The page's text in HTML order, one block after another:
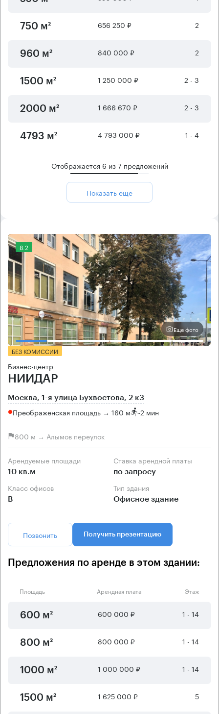
750 м² 656 250 ₽ 2
960 м² 840 000 ₽ 2
1500 м² 1 250 000 ₽ 2 - 3
2000 м² 1 666 670 ₽ 2 - 3
4793 м² 4 793 000 ₽ 1 - 4
Отображается 6 из7 предложений
Показать ещё
8.2
Еще фото
БЕЗ КОМИССИИ
Бизнес-центр
НИИДАР
Москва, 1-я улица Бухвостова, 2 к3
Преображенская площадь → 160 м ~2 мин
800 м → Алымов переулок
Арендуемые площади
10 кв.м
Ставка арендной платы
по запросу
Класс офисов
B
Тип здания
Офисное здание
Позвонить Получить презентацию
Предложения по аренде в этом здании:
Площадь Арендная плата Этаж
600 м² 600 000 ₽ 1 - 14
800 м² 800 000 ₽ 1 - 14
1000 м² 1 000 000 ₽ 1 - 14
1500 м² 1 625 000 ₽ 5